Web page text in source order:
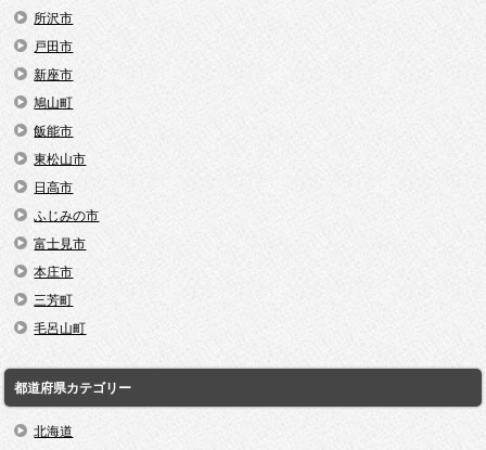
所沢市
戸田市
新座市
鳩山町
飯能市
東松山市
日高市
ふじみの市
富士見市
本庄市
三芳町
毛呂山町
都道府県カテゴリー
北海道